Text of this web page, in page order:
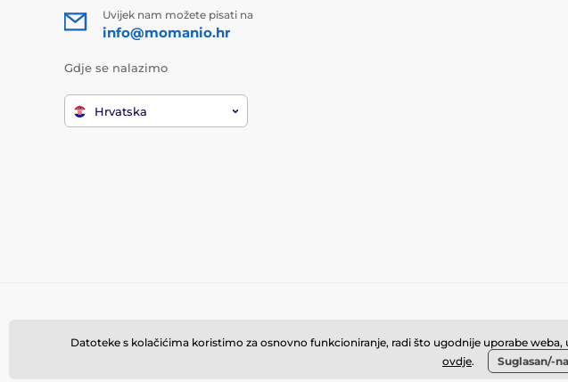
Uvijek nam možete pisati na
info@momanio.hr
Gdje se nalazimo
Hrvatska
Datoteke s kolačićima koristimo za osnovno funkcioniranje, radi što ugodnije uporabe
ovdje. Suglasan/-